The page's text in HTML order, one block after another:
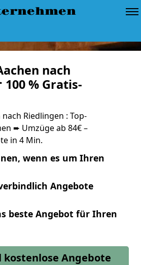
nach
% Gratis-
Riedlingen : Top-
➨ Umzüge ab 84€ –
in 4 Min.
wenn es um Ihren
Angebote
beste Angebot für Ihren
Angebote